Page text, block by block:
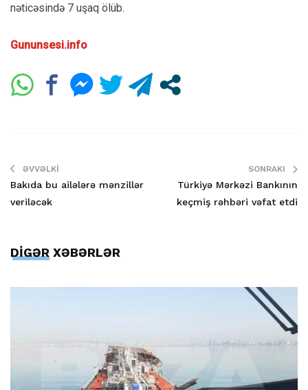
nəticəsində 7 uşaq ölüb.
Gununsesi.info
ƏVVƏLKI
Bakıda bu ailələrə mənzillər
veriləcək
SONRAKI
Türkiyə Mərkəzi Bankının
keçmiş rəhbəri vəfat etdi
DİGƏR XƏBƏRLƏR